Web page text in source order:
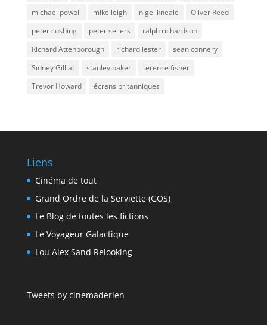
michael powell
mike leigh nigel kneale
Oliver Reed
peter cushing
peter sellers
ralph richardson
Richard Attenborough
richard lester
sean connery
Sidney Gilliat
stanley baker
terence fisher
Trevor Howard
écrans britanniques
Liens
Cinéma de tout
Grand Ordre de la Serviette (GOS)
Le Blog de toutes les fictions
Le Voyageur Galactique
Lou Alex Sand Relooking
Tweets by cinemaderien